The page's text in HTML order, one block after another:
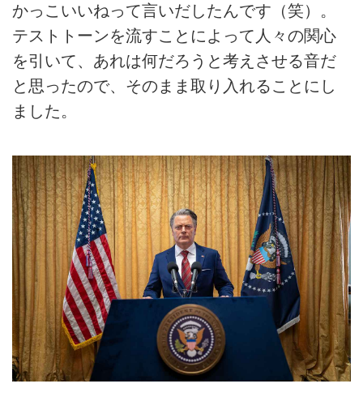
かっこいいねって言いだしたんです（笑）。
テストトーンを流すことによって人々の関心
を引いて、あれは何だろうと考えさせる音だ
と思ったので、そのまま取り入れることにし
ました。